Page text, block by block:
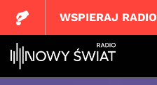
WSPIERAJ RADIO